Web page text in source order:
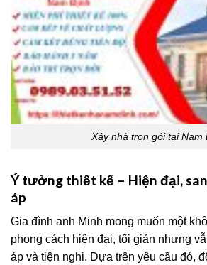
Xây nhà trọn gói tại Nam
Ý tưởng thiết kế – Hiện đại,
áp
Gia đình anh Minh mong muốn một
phong cách hiện đại, tối giản nhưng
áp và tiện nghi. Dựa trên yêu cầu đó,